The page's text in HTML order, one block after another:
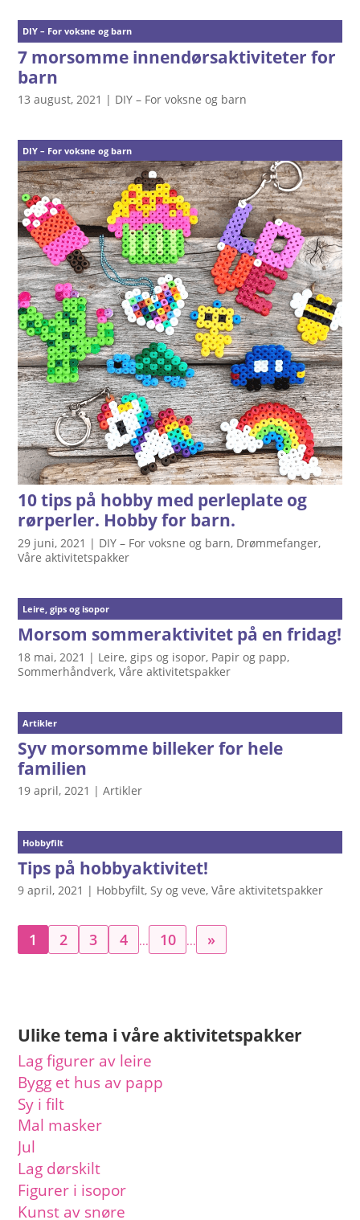
DIY – For voksne og barn
7 morsomme innendørsaktiviteter for
barn
13 august, 2021 | DIY – For voksne og barn
DIY – For voksne og barn
10 tips på hobby med perleplate og
rørperler. Hobby for barn.
29 juni, 2021 | DIY – For voksne og barn, Drømmefanger,
Våre aktivitetspakker
Leire, gips og isopor
Morsom sommeraktivitet på en fridag!
18 mai, 2021 | Leire, gips og isopor, Papir og papp,
Sommerhåndverk,Våre aktivitetspakker
Artikler
Syv morsomme billeker for hele
familien
19 april, 2021 |Artikler
Hobbyfilt
Tips på hobbyaktivitet!
9 april, 2021 | Hobbyfilt,Sy og veve,Våre aktivitetspakker
1 2 3 4 ... 10 ... »
Ulike tema i våre aktivitetspakker
Lag figurer av leire
Bygg et hus av papp
Sy i filt
Mal masker
Jul
Lag dørskilt
Figurer i isopor
Kunst av snøre